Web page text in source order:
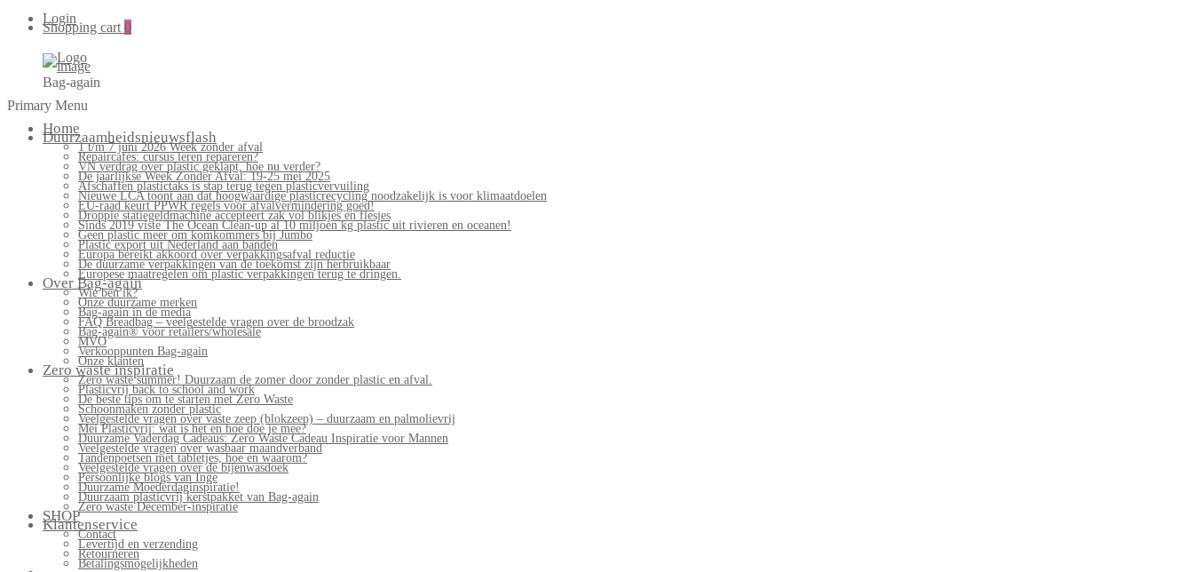
Login
Shopping cart 0
Bag-again
Primary Menu
Home
Duurzaamheidsnieuwsflash
1 t/m 7 juni 2026 Week zonder afval
Repaircafés: cursus leren repareren?
VN verdrag over plastic geklapt, hoe nu verder?
De jaarlijkse Week Zonder Afval: 19-25 mei 2025
Afschaffen plastictaks is stap terug tegen plasticvervuiling
Nieuwe LCA toont aan dat hoogwaardige plasticrecycling noodzakelijk is voor klimaatdoelen
EU-raad keurt PPWR regels voor afvalvermindering goed!
Droppie statiegeldmachine accepteert zak vol blikjes en flesjes
Sinds 2019 viste The Ocean Clean-up al 10 miljoen kg plastic uit rivieren en oceanen!
Geen plastic meer om komkommers bij Jumbo
Plastic export uit Nederland aan banden
Europa bereikt akkoord over verpakkingsafval reductie
De duurzame verpakkingen van de toekomst zijn herbruikbaar
Europese maatregelen om plastic verpakkingen terug te dringen.
Over Bag-again
Wie ben ik?
Onze duurzame merken
Bag-again in de media
FAQ Breadbag – veelgestelde vragen over de broodzak
Bag-again® voor retailers/wholesale
MVO
Verkooppunten Bag-again
Onze klanten
Zero waste inspiratie
Zero waste summer! Duurzaam de zomer door zonder plastic en afval.
Plasticvrij back to school and work
De beste tips om te starten met Zero Waste
Schoonmaken zonder plastic
Veelgestelde vragen over vaste zeep (blokzeep) – duurzaam en palmolievrij
Mei Plasticvrij: wat is het en hoe doe je mee?
Duurzame Vaderdag Cadeaus: Zero Waste Cadeau Inspiratie voor Mannen
Veelgestelde vragen over wasbaar maandverband
Tandenpoetsen met tabletjes, hoe en waarom?
Veelgestelde vragen over de bijenwasdoek
Persoonlijke blogs van Inge
Duurzame Moederdaginspiratie!
Duurzaam plasticvrij kerstpakket van Bag-again
Zero waste December-inspiratie
SHOP
Klantenservice
Contact
Levertijd en verzending
Retourneren
Betalingsmogelijkheden